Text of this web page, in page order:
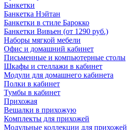
Банкетки
Банкетка Нэйтан
Банкетки в стиле Барокко
Банкетки Вивьен (от 1290 руб.)
Наборы мягкой мебели
Офис и домашний кабинет
Письменные и компьютерные столы
Шкафы и стеллажи в кабинет
Модули для домашнего кабинета
Полки в кабинет
Тумбы в кабинет
Прихожая
Вешалки в прихожую
Комплекты для прихожей
Модульные коллекции для прихожей